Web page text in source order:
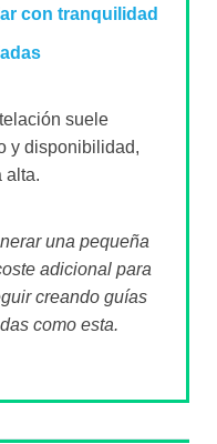
con tranquilidad
suele
y disponibilidad,
alta.
una pequeña
adicional para
creando guías
como esta.